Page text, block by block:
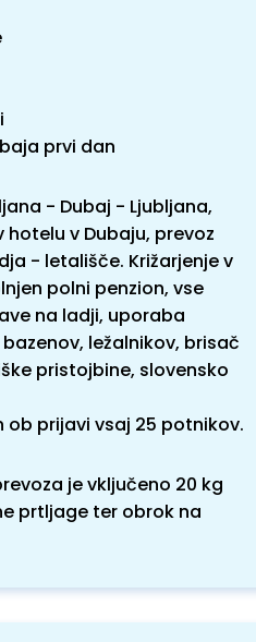
prvi dan
- Dubaj - Ljubljana,
v Dubaju, prevoz
- letališče. Križarjenje v
polni penzion, vse
na ladji, uporaba
ležalnikov, brisač
pristojbine, slovensko
ob prijavi vsaj 25 potnikov.
je vključeno 20 kg
prtljage ter obrok na